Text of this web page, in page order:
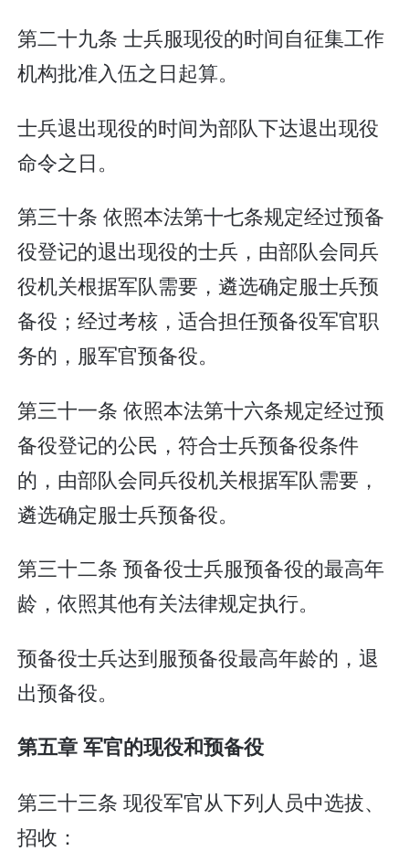
第二十九条 士兵服现役的时间自征集工作
机构批准入伍之日起算。
士兵退出现役的时间为部队下达退出现役
命令之日。
第三十条 依照本法第十七条规定经过预备
役登记的退出现役的士兵，由部队会同兵
役机关根据军队需要，遴选确定服士兵预
备役；经过考核，适合担任预备役军官职
务的，服军官预备役。
第三十一条 依照本法第十六条规定经过预
备役登记的公民，符合士兵预备役条件
的，由部队会同兵役机关根据军队需要，
遴选确定服士兵预备役。
第三十二条 预备役士兵服预备役的最高年
龄，依照其他有关法律规定执行。
预备役士兵达到服预备役最高年龄的，退
出预备役。
第五章 军官的现役和预备役
第三十三条 现役军官从下列人员中选拔、
招收：